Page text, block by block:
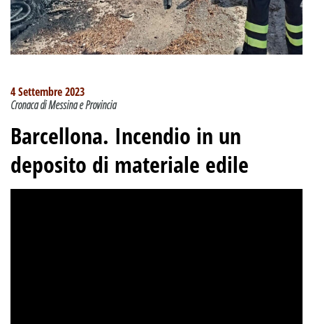
4 Settembre 2023
Cronaca di Messina e Provincia
Barcellona. Incendio in un
deposito di materiale edile